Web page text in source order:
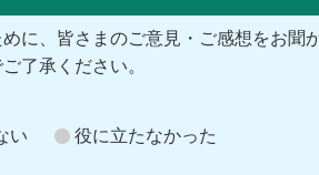
に、皆さまのご意見・ご感想をお聞
了承ください。
い 役に立たなかった